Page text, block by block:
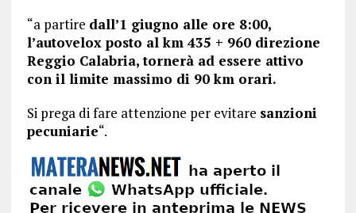
“a partire dall’1 giugno alle ore 8:00,
l’autovelox posto al km 435 + 960 direzione
Reggio Calabria, tornerà ad essere attivo
con il limite massimo di 90 km orari.
Si prega di fare attenzione per evitare sanzioni
pecuniarie“.